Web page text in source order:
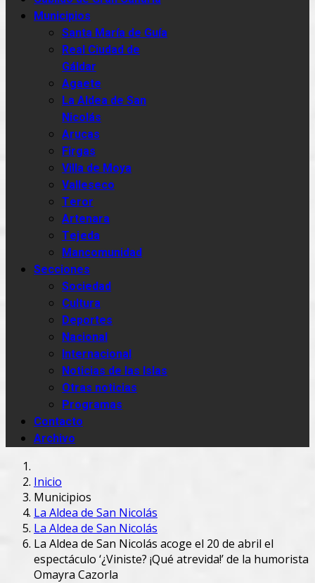
Municipios
Santa María de Guía
Real Ciudad de
Gáldar
Agaete
La Aldea de San
Nicolás
Arucas
Firgas
Villa de Moya
Valleseco
Teror
Artenara
Tejeda
Mancomunidad
Secciones
Sociedad
Cultura
Deportes
Nacional
Internacional
Noticias de las Islas
Otras noticias
Programas
Contacto
Archivo
Inicio
Municipios
La Aldea de San Nicolás
La Aldea de San Nicolás
La Aldea de San Nicolás acoge el 20 de abril el
espectáculo ‘¿Viniste? ¡Qué atrevida!’ de la humorista
Omayra Cazorla